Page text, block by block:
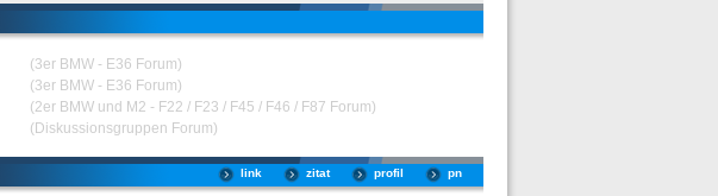
(3er BMW - E36 Forum)
(3er BMW - E36 Forum)
(2er BMW und M2 - F22 / F23 / F45 / F46 / F87 Forum)
(Diskussionsgruppen Forum)
pn
profil
zitat
link